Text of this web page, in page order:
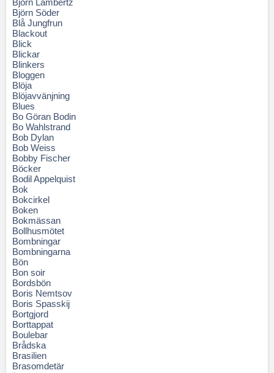
Björn Lambertz
Björn Söder
Blå Jungfrun
Blackout
Blick
Blickar
Blinkers
Bloggen
Blöja
Blöjavvänjning
Blues
Bo Göran Bodin
Bo Wahlstrand
Bob Dylan
Bob Weiss
Bobby Fischer
Böcker
Bodil Appelquist
Bok
Bokcirkel
Boken
Bokmässan
Bollhusmötet
Bombningar
Bombningarna
Bön
Bon soir
Bordsbön
Boris Nemtsov
Boris Spasskij
Bortgjord
Borttappat
Boulebar
Brådska
Brasilien
Brasomdetär